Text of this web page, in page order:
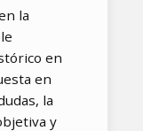
la
en
en
la
y